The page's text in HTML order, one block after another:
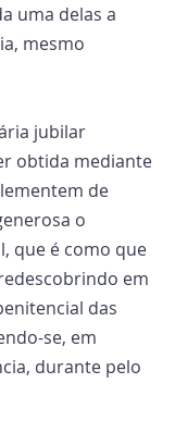
uma delas a
mesmo
jubilar
obtida mediante
de
o
que é como que
em
das
se, em
durante pelo